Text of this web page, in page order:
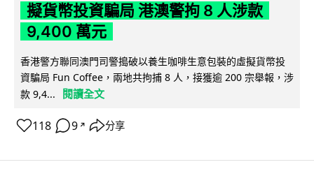
擬貨幣投資騙局 港澳警拘 8 人涉款
9,400 萬元
香港警方聯同澳門司警搗破以養生咖啡生意包裝的虛擬貨幣投
資騙局 Fun Coffee，兩地共拘捕 8 人，接獲逾 200 宗舉報，涉
款 9,4...
閱讀全文
118 9 ↗ 分享